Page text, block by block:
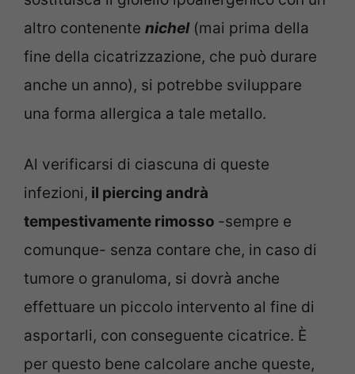
altro contenente nichel(mai prima della
fine della cicatrizzazione, che può durare
anche un anno), si potrebbe sviluppare
una forma allergica a tale metallo.
Al verificarsi di ciascuna di queste
infezioni, il piercing andrà
tempestivamente rimosso -sempre e
comunque- senza contare che, in caso di
tumore o granuloma, si dovrà anche
effettuare un piccolo intervento al fine di
asportarli, con conseguente cicatrice. È
per questo bene calcolare anche queste,